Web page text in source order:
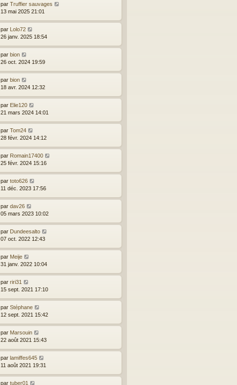
par Truffier sauvages
13 mai 2025 21:01
par Lolo72
26 janv. 2025 18:54
par bion
26 oct. 2024 19:59
par bion
18 avr. 2024 12:32
par Elie120
21 mars 2024 14:01
par Tom24
28 févr. 2024 14:12
par Romain17400
25 févr. 2024 15:16
par toto626
11 déc. 2023 17:56
par dav26
05 mars 2023 10:02
par Dundeesalto
07 oct. 2022 12:43
par Meije
31 janv. 2022 10:04
par riri31
15 sept. 2021 17:10
par Stéphane
12 sept. 2021 15:42
par Marsouin
22 août 2021 15:43
par lamiffes645
11 août 2021 19:31
par tuber01